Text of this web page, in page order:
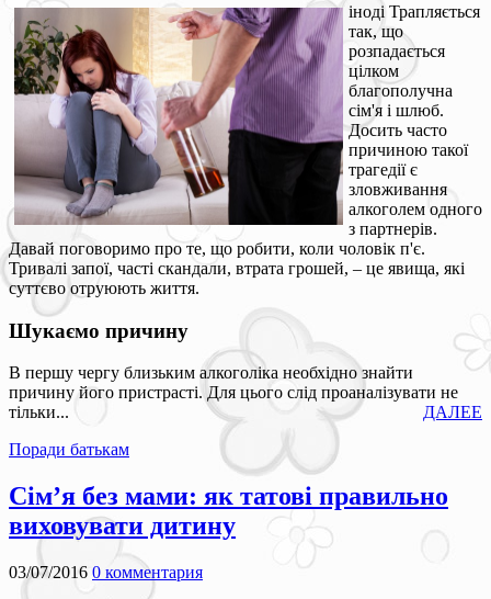
іноді Трапляється
так, що
розпадається
цілком
благополучна
сім'я і шлюб.
Досить часто
причиною такої
трагедії є
зловживання
алкоголем одного
з партнерів.
Давай поговоримо про те, що робити, коли чоловік п'є.
Тривалі запої, часті скандали, втрата грошей, – це явища, які
суттєво отруюють життя.
Шукаємо причину
В першу чергу близьким алкоголіка необхідно знайти
причину його пристрасті. Для цього слід проаналізувати не
тільки...
ДАЛЕЕ
Поради батькам
Сім’я без мами: як татові правильно
виховувати дитину
03/07/2016 0 комментария